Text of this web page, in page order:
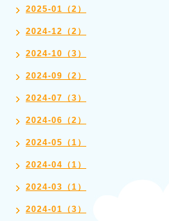
2025-01（2）
2024-12（2）
2024-10（3）
2024-09（2）
2024-07（3）
2024-06（2）
2024-05（1）
2024-04（1）
2024-03（1）
2024-01（3）